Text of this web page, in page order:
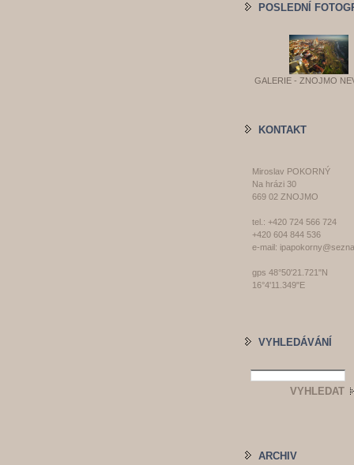
POSLEDNÍ
GALERIE - ZNOJMO
KONTAKT
Miroslav POKORNÝ
Na hrázi 30
669 02 ZNOJMO
tel.: +420 724 566 724
+420 604 844 536
e-mail:
gps 48°50'21.721"N
16°4'11.349"E
VYHLEDÁVÁNÍ
ARCHIV